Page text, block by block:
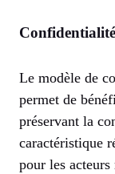
Le modèle de
permet de
préservant la
caractéristique
pour les acteurs